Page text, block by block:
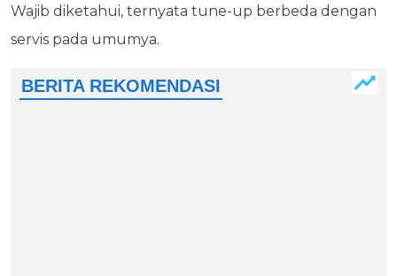
Wajib diketahui, ternyata tune-up berbeda dengan
servis pada umumya.